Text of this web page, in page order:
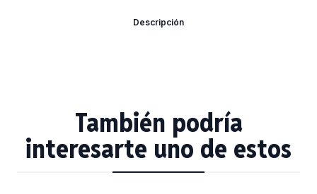
Descripción
También podría
interesarte uno de estos